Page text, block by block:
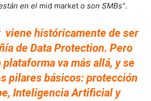
en el mid market o son SMBs”.
viene históricamente de ser
de Data Protection. Pero
va más allá, y se
pilares básicos: protección
Inteligencia Artificial y